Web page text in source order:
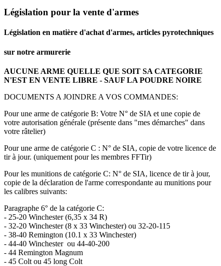
Législation pour la vente d'armes
Législation en matière d'achat d'armes, articles pyrotechniques
sur notre armurerie
AUCUNE ARME QUELLE QUE SOIT SA CATEGORIE
N'EST EN VENTE LIBRE - SAUF LA POUDRE NOIRE
DOCUMENTS A JOINDRE A VOS COMMANDES:
Pour une arme de catégorie B: Votre N° de SIA et une copie de
votre autorisation générale (présente dans "mes démarches" dans
votre râtelier)
Pour une arme de catégorie C : N° de SIA, copie de votre licence de
tir à jour. (uniquement pour les membres FFTir)
Pour les munitions de catégorie C: N° de SIA, licence de tir à jour,
copie de la déclaration de l'arme correspondante au munitions pour
les calibres suivants:
Paragraphe 6° de la catégorie C:
- 25-20 Winchester (6,35 x 34 R)
- 32-20 Winchester (8 x 33 Winchester) ou 32-20-115
- 38-40 Remington (10.1 x 33 Winchester)
- 44-40 Winchester ou 44-40-200
- 44 Remington Magnum
- 45 Colt ou 45 long Colt